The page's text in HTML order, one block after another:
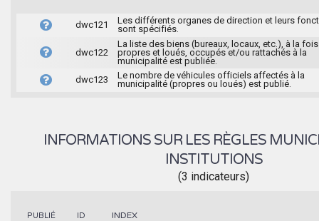
dwc121
Les différents organes de direction et leurs
sont spécifiés.
dwc122
La liste des biens (bureaux, locaux, etc.), à la fois
propres et loués, occupés et/ou rattachés à la
municipalité est publiée.
dwc123
Le nombre de véhicules officiels affectés à la
municipalité (propres ou loués) est publié.
INFORMATIONS SUR LES RÈGLES
INSTITUTIONS
(3 indicateurs)
PUBLIÉ ID INDEX